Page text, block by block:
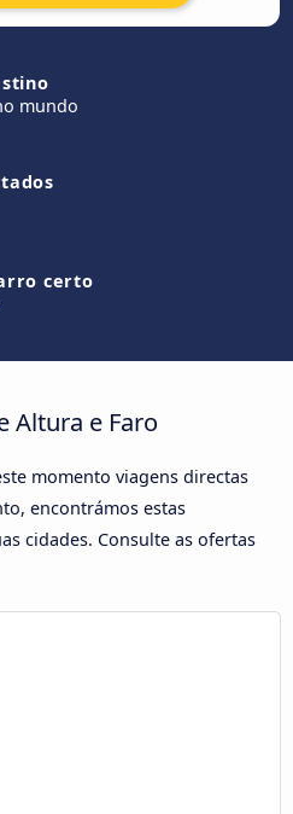
mundo
certo
Altura e Faro
momento viagens directas
encontrámos estas
cidades. Consulte as ofertas